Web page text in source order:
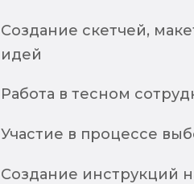
Создание скетчей,
идей
Работа в тесном
Участие в процессе
Создание инструкций